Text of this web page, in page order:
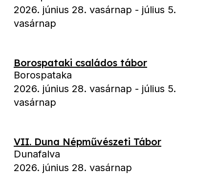
2026. június 28. vasárnap - július 5.
vasárnap
Borospataki családos tábor
Borospataka
2026. június 28. vasárnap - július 5.
vasárnap
VII. Duna Népművészeti Tábor
Dunafalva
2026. június 28. vasárnap